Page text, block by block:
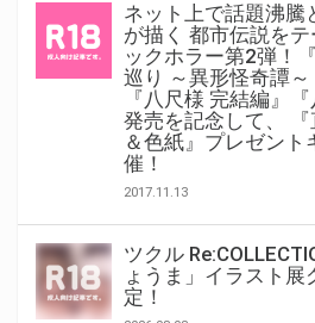
ネット上で話題沸騰
が描く 都市伝説を
ックホラー第2弾！
巡り ～異形怪奇譚～
『八尺様 完結編』
発売を記念して、
＆色紙』プレゼント
催！
2017.11.13
ツクル
ょうま」イラスト
定！